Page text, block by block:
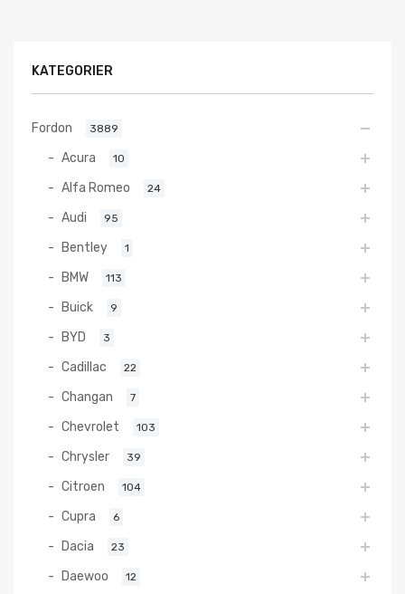
KATEGORIER
Fordon 3889
Acura 10
Alfa Romeo 24
Audi 95
Bentley 1
BMW 113
Buick 9
BYD 3
Cadillac 22
Changan 7
Chevrolet 103
Chrysler 39
Citroen 104
Cupra 6
Dacia 23
Daewoo 12